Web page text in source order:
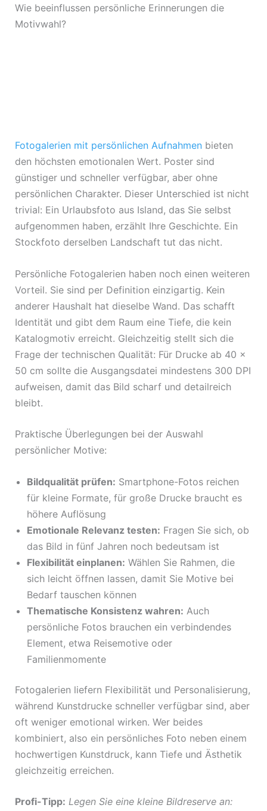
Wie beeinflussen persönliche Erinnerungen die
Motivwahl?
Fotogalerien mit persönlichen Aufnahmenbieten
den höchsten emotionalen Wert. Poster sind
günstiger und schneller verfügbar, aber ohne
persönlichen Charakter. Dieser Unterschied ist nicht
trivial: Ein Urlaubsfoto aus Island, das Sie selbst
aufgenommen haben, erzählt Ihre Geschichte. Ein
Stockfoto derselben Landschaft tut das nicht.
Persönliche Fotogalerien haben noch einen weiteren
Vorteil. Sie sind per Definition einzigartig. Kein
anderer Haushalt hat dieselbe Wand. Das schafft
Identität und gibt dem Raum eine Tiefe, die kein
Katalogmotiv erreicht. Gleichzeitig stellt sich die
Frage der technischen Qualität: Für Drucke ab 40 x
50 cm sollte die Ausgangsdatei mindestens 300 DPI
aufweisen, damit das Bild scharf und detailreich
bleibt.
Praktische Überlegungen bei der Auswahl
persönlicher Motive:
Bildqualität prüfen: Smartphone-Fotos reichen
für kleine Formate, für große Drucke braucht es
höhere Auflösung
Emotionale Relevanz testen: Fragen Sie sich, ob
das Bild in fünf Jahren noch bedeutsam ist
Flexibilität einplanen: Wählen Sie Rahmen, die
sich leicht öffnen lassen, damit Sie Motive bei
Bedarf tauschen können
Thematische Konsistenz wahren: Auch
persönliche Fotos brauchen ein verbindendes
Element, etwa Reisemotive oder
Familienmomente
Fotogalerien liefern Flexibilität und Personalisierung,
während Kunstdrucke schneller verfügbar sind, aber
oft weniger emotional wirken. Wer beides
kombiniert, also ein persönliches Foto neben einem
hochwertigen Kunstdruck, kann Tiefe und Ästhetik
gleichzeitig erreichen.
Profi-Tipp: Legen Sie eine kleine Bildreserve an: